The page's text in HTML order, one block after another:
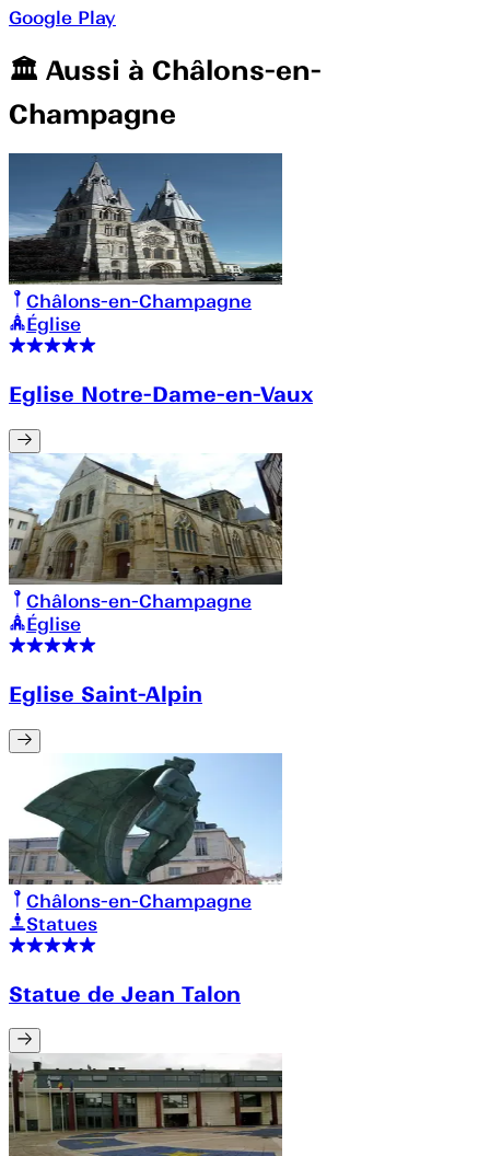
Google Play
🏛️️ Aussi à Châlons-en-
Champagne
Châlons-en-Champagne
Église
Eglise Notre-Dame-en-Vaux
Châlons-en-Champagne
Église
Eglise Saint-Alpin
Châlons-en-Champagne
Statues
Statue de Jean Talon